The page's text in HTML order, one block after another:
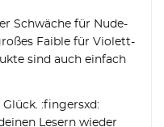
Schwäche für Nude-
Faible für Violett-
sind auch einfach
:fingersxd:
Lesern wieder